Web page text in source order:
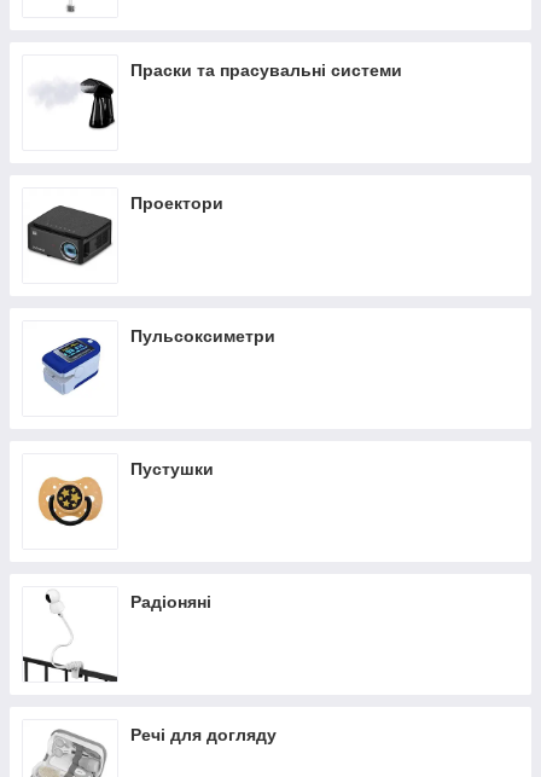
Праски та прасувальні системи
Проектори
Пульсоксиметри
Пустушки
Радіоняні
Речі для догляду